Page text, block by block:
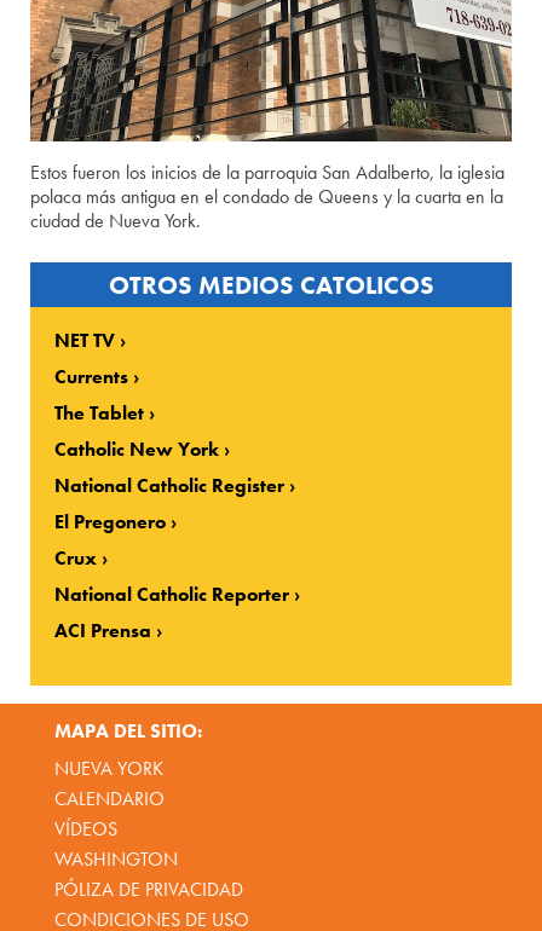
Estos fueron los inicios de la parroquia San Adalberto, la iglesia
polaca más antigua en el condado de Queens y la cuarta en la
ciudad de Nueva York.
OTROS MEDIOS CATOLICOS
NET TV
Currents
The Tablet
Catholic New York
National Catholic Register
El Pregonero
Crux
National Catholic Reporter
ACI Prensa
MAPA DEL SITIO:
NUEVA YORK
CALENDARIO
VÍDEOS
WASHINGTON
PÓLIZA DE PRIVACIDAD
CONDICIONES DE USO